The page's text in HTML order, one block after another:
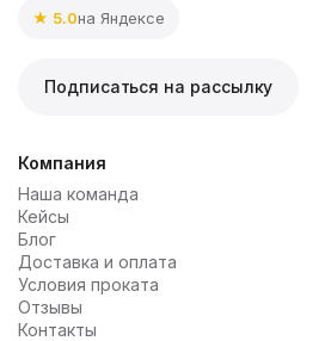
★ 5.0на Яндексе
Подписаться на рассылку
Компания
Наша команда
Кейсы
Блог
Доставка и оплата
Условия проката
Отзывы
Контакты